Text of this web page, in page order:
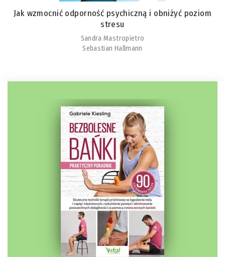
Jak wzmocnić odporność psychiczną i obniżyć poziom
stresu
Sandra Mastropietro
Sebastian Hallmann